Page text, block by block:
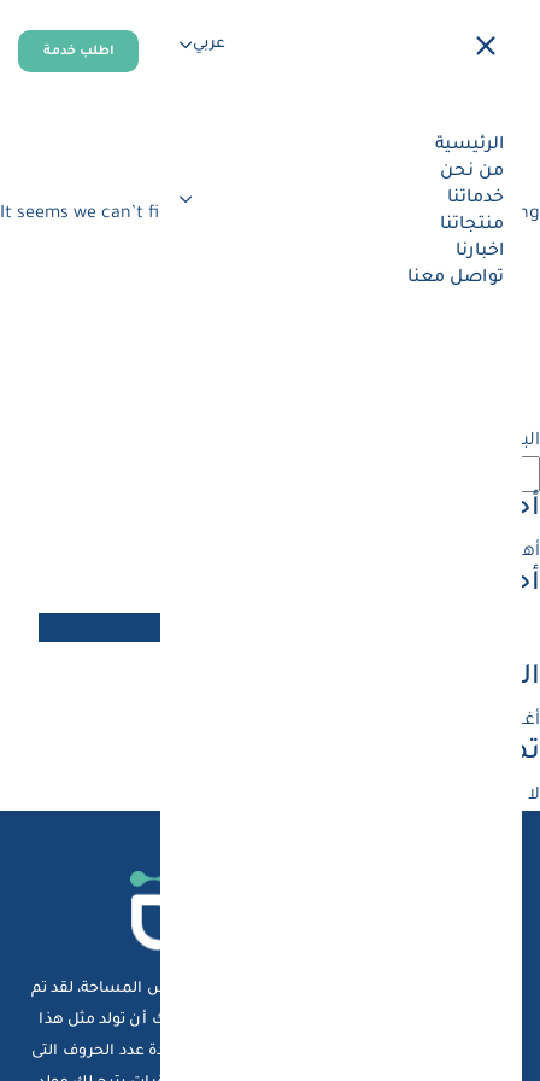
عربي
الرئيسية
من نحن
خدماتنا
منتجاتنا
اخبارنا
تواصل معنا
اطلب خدمة
It seems we can’t find what you’re looking for. Perhaps searching
البحث
أحدث المقالات
أهلاً بالعالم !
أحدث التعليقات
الأرشيف
أغسطس 2024
تصنيفات
لا توجد تصنيفات
هذا النص هو مثال لنص يمكن أن يستبدل في نفس المساحة، لقد تم
توليد هذا النص من مولد النص العربى، حيث يمكنك أن تولد مثل هذا
النص أو العديد من النصوص الأخرى إضافة إلى زيادة عدد الحروف التى